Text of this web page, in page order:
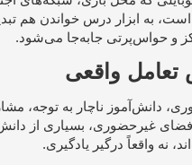
به ابزار درس خواندن هم
و حواس‌پرتی جابه‌جا می‌شود.
دانش‌آموز ناچار به توجه،
غیرحضوری، بسیاری از
نه واقعاً درگیر یادگیری.